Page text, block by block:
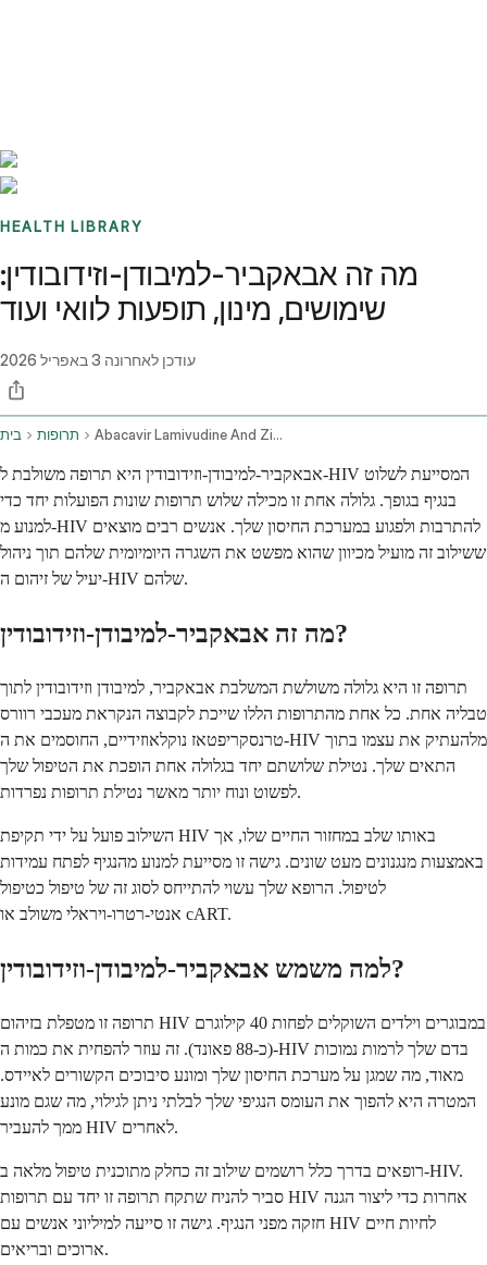
HEALTH LIBRARY
מה זה אבאקביר-למיבודן-וזידובודין:
שימושים, מינון, תופעות לוואי ועוד
עודכן לאחרונה 3 באפריל 2026
בית תרופות Abacavir Lamivudine And Zidovudine Oral Route
אבאקביר-למיבודן-וזידובודין היא תרופה משולבת ל-HIV המסייעת לשלוט
בנגיף בגופך. גלולה אחת זו מכילה שלוש תרופות שונות הפועלות יחד כדי
למנוע מ-HIV להתרבות ולפגוע במערכת החיסון שלך. אנשים רבים מוצאים
ששילוב זה מועיל מכיוון שהוא מפשט את השגרה היומיומית שלהם תוך ניהול
יעיל של זיהום ה-HIV שלהם.
מה זה אבאקביר-למיבודן-וזידובודין?
תרופה זו היא גלולה משולשת המשלבת אבאקביר, למיבודן וזידובודין לתוך
טבליה אחת. כל אחת מהתרופות הללו שייכת לקבוצה הנקראת מעכבי רוורס
טרנסקריפטאז נוקלאוזידיים, החוסמים את ה-HIV מלהעתיק את עצמו בתוך
התאים שלך. נטילת שלושתם יחד בגלולה אחת הופכת את הטיפול שלך
לפשוט ונוח יותר מאשר נטילת תרופות נפרדות.
השילוב פועל על ידי תקיפת HIV באותו שלב במחזור החיים שלו, אך
באמצעות מנגנונים מעט שונים. גישה זו מסייעת למנוע מהנגיף לפתח עמידות
לטיפול. הרופא שלך עשוי להתייחס לסוג זה של טיפול כטיפול
אנטי-רטרו-ויראלי משולב או cART.
למה משמש אבאקביר-למיבודן-וזידובודין?
תרופה זו מטפלת בזיהום HIV במבוגרים וילדים השוקלים לפחות 40 קילוגרם
(כ-88 פאונד). זה עוזר להפחית את כמות ה-HIV בדם שלך לרמות נמוכות
מאוד, מה שמגן על מערכת החיסון שלך ומונע סיבוכים הקשורים לאיידס.
המטרה היא להפוך את העומס הנגיפי שלך לבלתי ניתן לגילוי, מה שגם מונע
ממך להעביר HIV לאחרים.
רופאים בדרך כלל רושמים שילוב זה כחלק מתוכנית טיפול מלאה ב-HIV.
סביר להניח שתקח תרופה זו יחד עם תרופות HIV אחרות כדי ליצור הגנה
חזקה מפני הנגיף. גישה זו סייעה למיליוני אנשים עם HIV לחיות חיים
ארוכים ובריאים.